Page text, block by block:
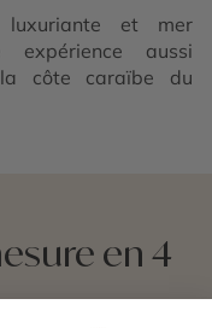
luxuriante et mer
expérience aussi
la côte caraïbe du
en 4